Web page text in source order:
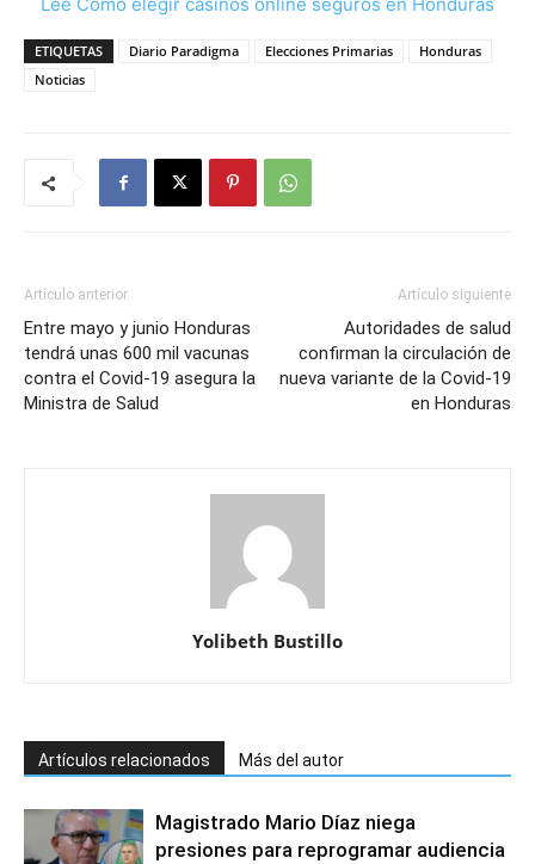
ETIQUETAS Diario Paradigma Elecciones Primarias
Honduras
Noticias
Artículo anterior
Entre mayo y junio Honduras
tendrá unas 600 mil vacunas
contra el Covid-19 asegura la
Ministra de Salud
Artículo siguiente
Autoridades de salud
confirman la circulación de
nueva variante de la Covid-19
en Honduras
Yolibeth Bustillo
Artículos relacionados Más del autor
Magistrado Mario Díaz niega
presiones para reprogramar audiencia